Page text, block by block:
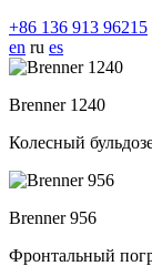
+86 136 913 96215
en ru es
Brenner 1240
Колесный
Brenner 956
Фронтальный